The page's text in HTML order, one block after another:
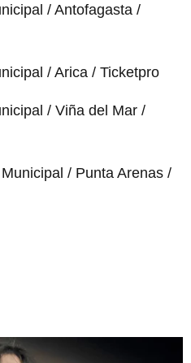
/ Antofagasta /
/ Arica / Ticketpro
/ Viña del Mar /
/ Punta Arenas /